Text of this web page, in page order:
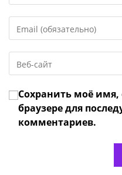
или
имя
чтобы
прокомментировать
свой
адрес,
чтобы
URL
веб-
сайта
(необязательно)
Сохранить моё имя,
браузере для
комментариев.